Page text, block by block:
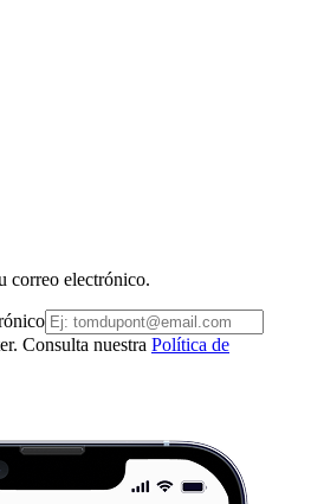
correo electrónico.
Consulta nuestra Política de